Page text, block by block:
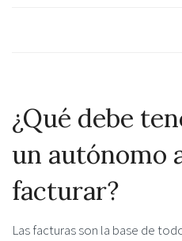
¿Qué debe
un autónomo
facturar?
Las facturas son la base de